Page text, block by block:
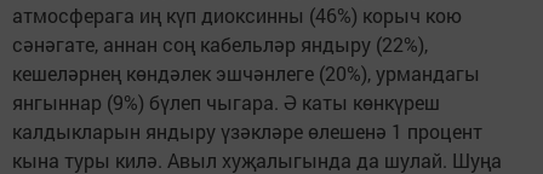
атмосферага иң күп диоксинны (46%) корыч кою
сәнәгате, аннан соң кабельләр яндыру (22%),
кешеләрнең көндәлек эшчәнлеге (20%), урмандагы
янгыннар (9%) бүлеп чыгара. Ә каты көнкүреш
калдыкларын яндыру үзәкләре өлешенә 1 процент
кына туры килә. Авыл хуҗалыгында да шулай. Шуңа